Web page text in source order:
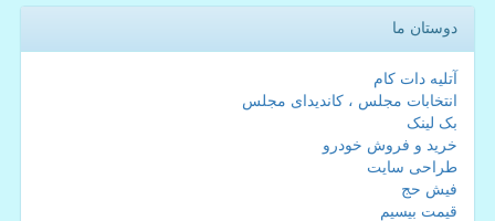
دوستان ما
آتلیه دات کام
انتخابات مجلس ، کاندیدای مجلس
بک لینک
خرید و فروش خودرو
طراحی سایت
فیش حج
قیمت بیسیم